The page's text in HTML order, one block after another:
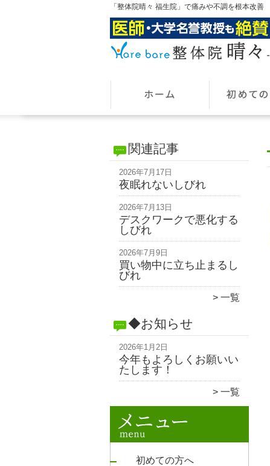
「整体院晴々 福生院」で痛みや不調を根本改善
関連記事
2026年7月17日
夜眠れないしびれ
2026年7月13日
デスクワークで悪化する
しびれ
2026年7月9日
買い物中に立ち止まるし
びれ
一覧
◆お知らせ
2026年1月2日
今年もよろしくお願いい
たします！
一覧
初めての方へ